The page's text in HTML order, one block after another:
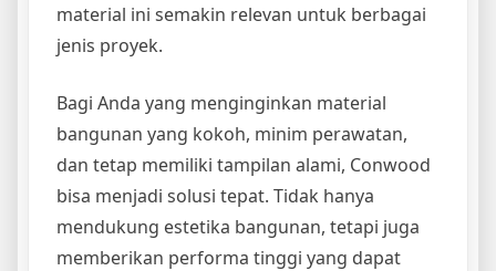
material ini semakin relevan untuk berbagai
jenis proyek.
Bagi Anda yang menginginkan material
bangunan yang kokoh, minim perawatan,
dan tetap memiliki tampilan alami, Conwood
bisa menjadi solusi tepat. Tidak hanya
mendukung estetika bangunan, tetapi juga
memberikan performa tinggi yang dapat